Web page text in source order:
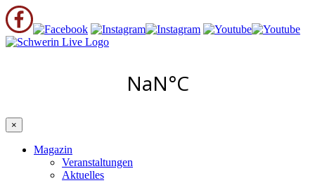
×
Magazin
Veranstaltungen
Aktuelles